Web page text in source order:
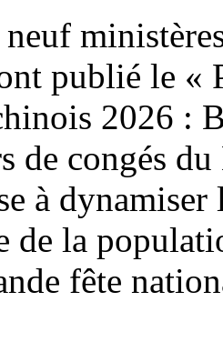
publié le «
2026 :
de congés
à dynamiser
de la
fête